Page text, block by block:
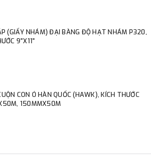
(GIẤY NHÁM) ĐẠI BÀNG ĐỘ HẠT NHÁM P320,
9"X11"
CON Ó HÀN QUỐC (HAWK), KÍCH THƯỚC
150MMX50M